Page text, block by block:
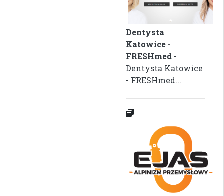
Dentysta
Katowice -
FRESHmed -
Dentysta Katowice
- FRESHmed...